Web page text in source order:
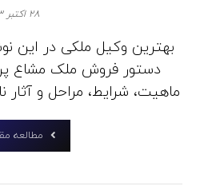
۲۸ اکتبر ۲۰۲۳
بهترین وکیل ملکی در این
دستور فروش ملک مشاع
ماهیت، شرایط، مراحل و
مطالعه